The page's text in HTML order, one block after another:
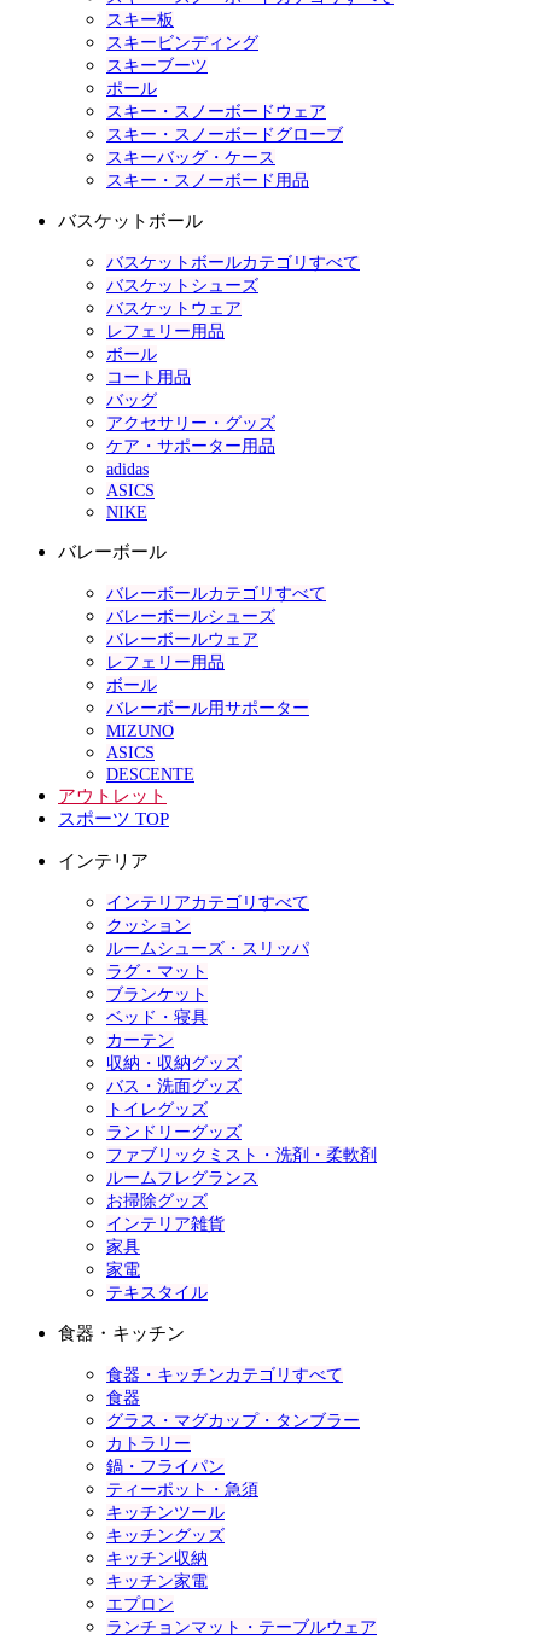
スキー板
スキービンディング
スキーブーツ
ポール
スキー・スノーボードウェア
スキー・スノーボードグローブ
スキーバッグ・ケース
スキー・スノーボード用品
バスケットボール
バスケットボールカテゴリすべて
バスケットシューズ
バスケットウェア
レフェリー用品
ボール
コート用品
バッグ
アクセサリー・グッズ
ケア・サポーター用品
adidas
ASICS
NIKE
バレーボール
バレーボールカテゴリすべて
バレーボールシューズ
バレーボールウェア
レフェリー用品
ボール
バレーボール用サポーター
MIZUNO
ASICS
DESCENTE
アウトレット
スポーツ TOP
インテリア
インテリアカテゴリすべて
クッション
ルームシューズ・スリッパ
ラグ・マット
ブランケット
ベッド・寝具
カーテン
収納・収納グッズ
バス・洗面グッズ
トイレグッズ
ランドリーグッズ
ファブリックミスト・洗剤・柔軟剤
ルームフレグランス
お掃除グッズ
インテリア雑貨
家具
家電
テキスタイル
食器・キッチン
食器・キッチンカテゴリすべて
食器
グラス・マグカップ・タンブラー
カトラリー
鍋・フライパン
ティーポット・急須
キッチンツール
キッチングッズ
キッチン収納
キッチン家電
エプロン
ランチョンマット・テーブルウェア